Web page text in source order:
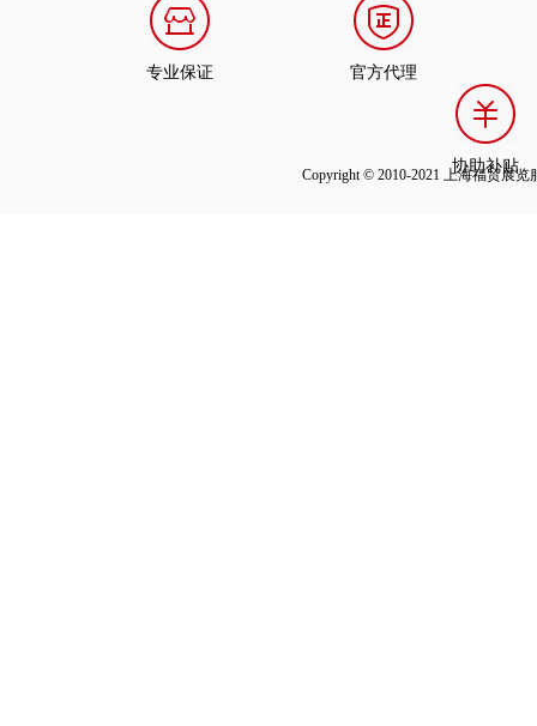
专业保证 官方代理
协助补贴
Copyright © 2010-2021 上海福贸展